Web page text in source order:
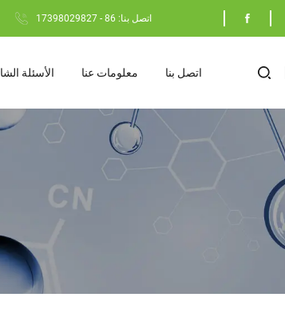
اتصل بنا: 86 - 17398029827
الأسئلة معلومات عنا اتصل بنا